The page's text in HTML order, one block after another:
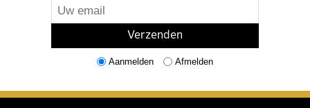
Aanmelden Afmelden